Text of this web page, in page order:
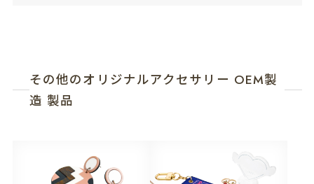
その他のオリジナルアクセサリー OEM製
造 製品